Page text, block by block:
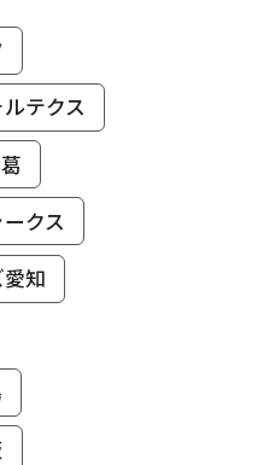
テクス
クス
知